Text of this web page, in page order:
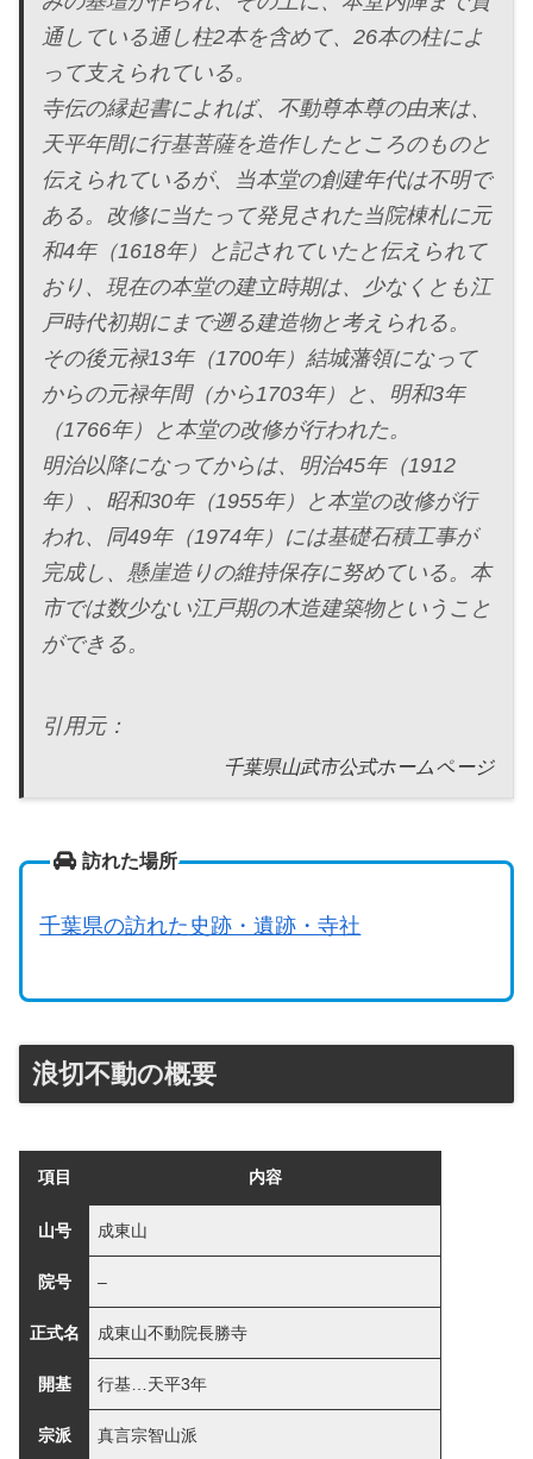
通している通し柱2本を含めて、26本の柱によ
って支えられている。
寺伝の縁起書によれば、不動尊本尊の由来は、
天平年間に行基菩薩を造作したところのものと
伝えられているが、当本堂の創建年代は不明で
ある。改修に当たって発見された当院棟札に元
和4年（1618年）と記されていたと伝えられて
おり、現在の本堂の建立時期は、少なくとも江
戸時代初期にまで遡る建造物と考えられる。
その後元禄13年（1700年）結城藩領になって
からの元禄年間（から1703年）と、明和3年
（1766年）と本堂の改修が行われた。
明治以降になってからは、明治45年（1912
年）、昭和30年（1955年）と本堂の改修が行
われ、同49年（1974年）には基礎石積工事が
完成し、懸崖造りの維持保存に努めている。本
市では数少ない江戸期の木造建築物ということ
ができる。
引用元：
千葉県山武市公式ホームページ
訪れた場所
千葉県の訪れた史跡・遺跡・寺社
浪切不動の概要
項目 内容
山号 成東山
院号 –
正式名 成東山不動院長勝寺
開基 行基…天平3年
宗派 真言宗智山派